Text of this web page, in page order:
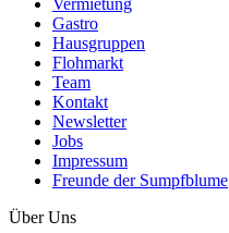
Gastro
Hausgruppen
Flohmarkt
Team
Kontakt
Newsletter
Jobs
Impressum
Freunde der Sumpfblume
Über Uns